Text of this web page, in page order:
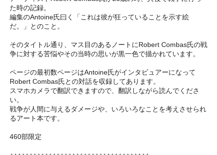
た時の記録。
編集のAntoine氏曰く「これは彼が狂っていることを示す絵
だ。」とのこと。
そのタイトル通り、マス目のあるノートにRobert Combas氏の戦
争に対する苦悩やその当時の思いが黒一色で描かれています。
ページの最初数ページはAntoine氏がインタビュアーになって
Robert Combas氏との対話を収録してあります。
スマホカメラで翻訳できますので、翻訳しながら読んでくださ
い。
戦争が人間に与えるダメージや、いろいろなことを考えさせられ
るアート本です。
460部限定